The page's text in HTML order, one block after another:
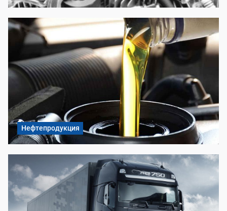
Нефтепродукция